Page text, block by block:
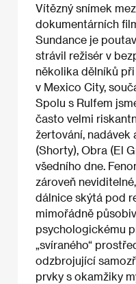
Vítězný snímek
dokumentárních
Sundance je
strávil režisér v
několika dělníků
v Mexico City,
Spolu s Rulfem
často velmi
žertování, nadávek
(Shorty), Obra (El
všedního dne.
zároveň
dálnice skýtá pod
mimořádně
psychologickému
„svíraného“
odzbrojující
prvky s okamžiky